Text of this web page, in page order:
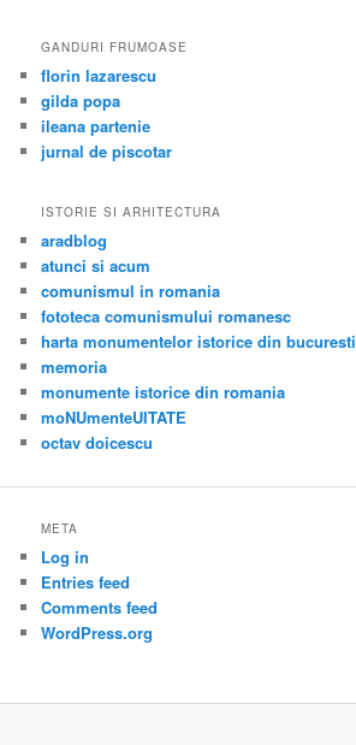
GANDURI FRUMOASE
florin lazarescu
gilda popa
ileana partenie
jurnal de piscotar
ISTORIE SI ARHITECTURA
aradblog
atunci si acum
comunismul in romania
fototeca comunismului romanesc
harta monumentelor istorice din bucuresti
memoria
monumente istorice din romania
moNUmenteUITATE
octav doicescu
META
Log in
Entries feed
Comments feed
WordPress.org